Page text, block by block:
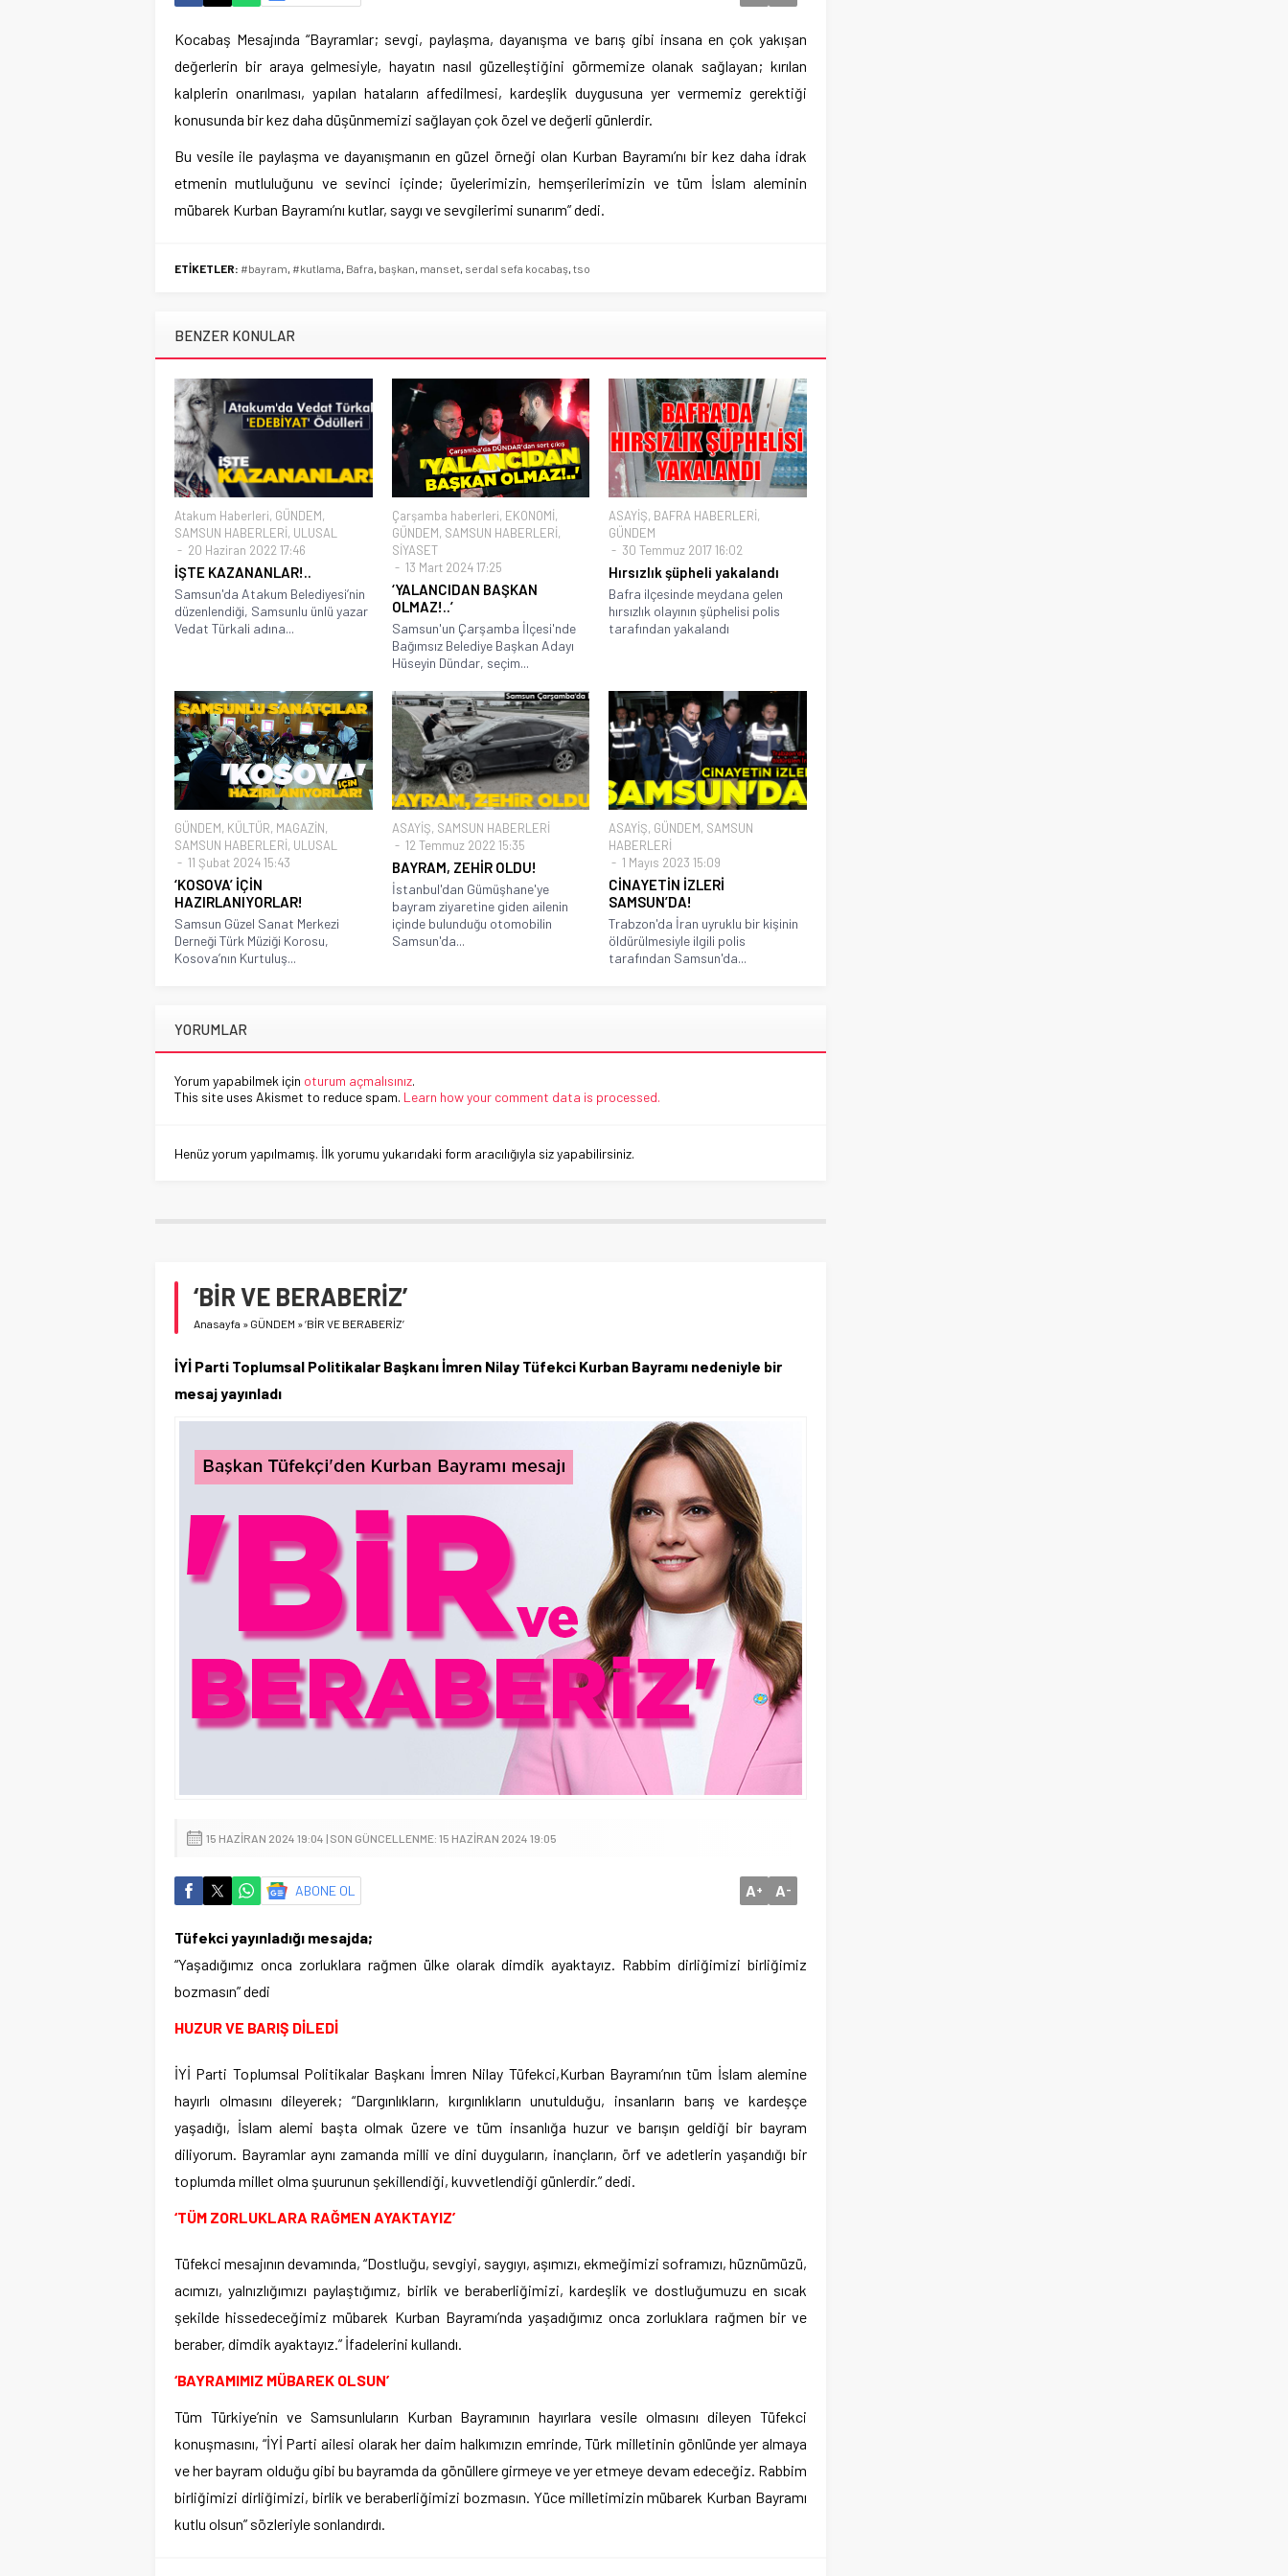
Kocabaş Mesajında “Bayramlar; sevgi, paylaşma, dayanışma ve barış gibi insana en çok yakışan
değerlerin bir araya gelmesiyle, hayatın nasıl güzelleştiğini görmemize olanak sağlayan; kırılan
kalplerin onarılması, yapılan hataların affedilmesi, kardeşlik duygusuna yer vermemiz gerektiği
konusunda bir kez daha düşünmemizi sağlayan çok özel ve değerli günlerdir.
Bu vesile ile paylaşma ve dayanışmanın en güzel örneği olan Kurban Bayramı’nı bir kez daha idrak
etmenin mutluluğunu ve sevinci içinde; üyelerimizin, hemşerilerimizin ve tüm İslam aleminin
mübarek Kurban Bayramı’nı kutlar, saygı ve sevgilerimi sunarım” dedi.
ETİKETLER: #bayram, #kutlama, Bafra, başkan, manset, serdal sefa kocabaş, tso
BENZER KONULAR
Atakum Haberleri, GÜNDEM,
SAMSUN HABERLERİ, ULUSAL
20 Haziran 2022 17:46
İŞTE KAZANANLAR!..
Samsun'da Atakum Belediyesi’nin
düzenlendiği, Samsunlu ünlü yazar
Vedat Türkali adına...
Çarşamba haberleri, EKONOMİ,
GÜNDEM, SAMSUN HABERLERİ,
SİYASET
13 Mart 2024 17:25
‘YALANCIDAN BAŞKAN
OLMAZ!..’
Samsun'un Çarşamba İlçesi'nde
Bağımsız Belediye Başkan Adayı
Hüseyin Dündar, seçim...
ASAYİŞ, BAFRA HABERLERİ,
GÜNDEM
30 Temmuz 2017 16:02
Hırsızlık şüpheli yakalandı
Bafra ilçesinde meydana gelen
hırsızlık olayının şüphelisi polis
tarafından yakalandı
GÜNDEM, KÜLTÜR, MAGAZİN,
SAMSUN HABERLERİ, ULUSAL
11 Şubat 2024 15:43
‘KOSOVA’ İÇİN
HAZIRLANIYORLAR!
Samsun Güzel Sanat Merkezi
Derneği Türk Müziği Korosu,
Kosova’nın Kurtuluş...
ASAYİŞ, SAMSUN HABERLERİ
12 Temmuz 2022 15:35
BAYRAM, ZEHİR OLDU!
İstanbul'dan Gümüşhane'ye
bayram ziyaretine giden ailenin
içinde bulunduğu otomobilin
Samsun'da...
ASAYİŞ, GÜNDEM, SAMSUN
HABERLERİ
1 Mayıs 2023 15:09
CİNAYETİN İZLERİ
SAMSUN’DA!
Trabzon'da İran uyruklu bir kişinin
öldürülmesiyle ilgili polis
tarafından Samsun'da...
YORUMLAR
Yorum yapabilmek için oturum açmalısınız.
This site uses Akismet to reduce spam. Learn how your comment data is processed.
Henüz yorum yapılmamış. İlk yorumu yukarıdaki form aracılığıyla siz yapabilirsiniz.
‘BİR VE BERABERİZ’
Anasayfa » GÜNDEM »‘BİR VE BERABERİZ’
İYİ Parti Toplumsal Politikalar Başkanı İmren Nilay Tüfekci Kurban Bayramı nedeniyle bir
mesaj yayınladı
15 HAZIRAN 2024 19:04 | SON GÜNCELLENME: 15 HAZIRAN 2024 19:05
ABONE OL A+ A-
Tüfekci yayınladığı mesajda;
“Yaşadığımız onca zorluklara rağmen ülke olarak dimdik ayaktayız. Rabbim dirliğimizi birliğimiz
bozmasın” dedi
HUZUR VE BARIŞ DİLEDİ
İYİ Parti Toplumsal Politikalar Başkanı İmren Nilay Tüfekci,Kurban Bayramı’nın tüm İslam alemine
hayırlı olmasını dileyerek; “Dargınlıkların, kırgınlıkların unutulduğu, insanların barış ve kardeşçe
yaşadığı, İslam alemi başta olmak üzere ve tüm insanlığa huzur ve barışın geldiği bir bayram
diliyorum. Bayramlar aynı zamanda milli ve dini duyguların, inançların, örf ve adetlerin yaşandığı bir
toplumda millet olma şuurunun şekillendiği, kuvvetlendiği günlerdir.” dedi.
‘TÜM ZORLUKLARA RAĞMEN AYAKTAYIZ’
Tüfekci mesajının devamında, “Dostluğu, sevgiyi, saygıyı, aşımızı, ekmeğimizi soframızı, hüznümüzü,
acımızı, yalnızlığımızı paylaştığımız, birlik ve beraberliğimizi, kardeşlik ve dostluğumuzu en sıcak
şekilde hissedeceğimiz mübarek Kurban Bayramı’nda yaşadığımız onca zorluklara rağmen bir ve
beraber, dimdik ayaktayız.” İfadelerini kullandı.
‘BAYRAMIMIZ MÜBAREK OLSUN’
Tüm Türkiye’nin ve Samsunluların Kurban Bayramının hayırlara vesile olmasını dileyen Tüfekci
konuşmasını, “İYİ Parti ailesi olarak her daim halkımızın emrinde, Türk milletinin gönlünde yer almaya
ve her bayram olduğu gibi bu bayramda da gönüllere girmeye ve yer etmeye devam edeceğiz. Rabbim
birliğimizi dirliğimizi, birlik ve beraberliğimizi bozmasın. Yüce milletimizin mübarek Kurban Bayramı
kutlu olsun” sözleriyle sonlandırdı.